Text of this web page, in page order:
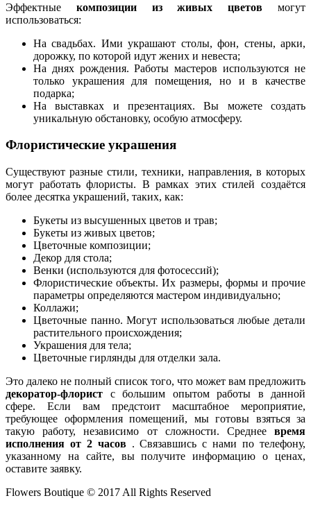
Эффектные композиции из живых цветов могут
использоваться:
На свадьбах. Ими украшают столы, фон, стены, арки,
дорожку, по которой идут жених и невеста;
На днях рождения. Работы мастеров используются не
только украшения для помещения, но и в качестве
подарка;
На выставках и презентациях. Вы можете создать
уникальную обстановку, особую атмосферу.
Флористические украшения
Существуют разные стили, техники, направления, в которых
могут работать флористы. В рамках этих стилей создаётся
более десятка украшений, таких, как:
Букеты из высушенных цветов и трав;
Букеты из живых цветов;
Цветочные композиции;
Декор для стола;
Венки (используются для фотосессий);
Флористические объекты. Их размеры, формы и прочие
параметры определяются мастером индивидуально;
Коллажи;
Цветочные панно. Могут использоваться любые детали
растительного происхождения;
Украшения для тела;
Цветочные гирлянды для отделки зала.
Это далеко не полный список того, что может вам предложить
декоратор-флорист с большим опытом работы в данной
сфере. Если вам предстоит масштабное мероприятие,
требующее оформления помещений, мы готовы взяться за
такую работу, независимо от сложности. Среднее время
исполнения от 2 часов. Связавшись с нами по телефону,
указанному на сайте, вы получите информацию о ценах,
оставите заявку.
Flowers Boutique © 2017 All Rights Reserved